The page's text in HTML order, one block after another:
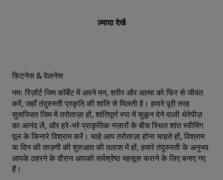
ज़्यादा देखें
फ़‍िटनेस & वेलनेस
नमः रिज़ॉर्ट जिम कॉर्बेट में अपने मन, शरीर और आत्मा को फिर से जीवंत
करें, जहॉं तंदुरुस्‍ती प्रकृति की शांति से मिलती है। हमारे पूरी तरह
सुसज्जित जिम में तरोताज़ा हों, शांतिपूर्ण स्पा में सुकून देने वाली थेरेपीज़
का आनंद लें, और हरे-भरे प्राकृतिक नज़ारों के बीच स्थित शांत स्वीमिंग
पूल के किनारे विश्राम करें। चाहे आप तरोताज़ा होना चाहते हों, विश्राम
या दिन की ताज़गी की शुरुआत की तलाश में हों, हमारे तंदुरुस्‍ती के अनुभव
आपके ठहरने के दौरान आपको सर्वश्रेष्ठ महसूस कराने के लिए बनाए गए
हैं।